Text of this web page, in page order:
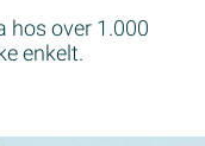
hos over 1.000
enkelt.